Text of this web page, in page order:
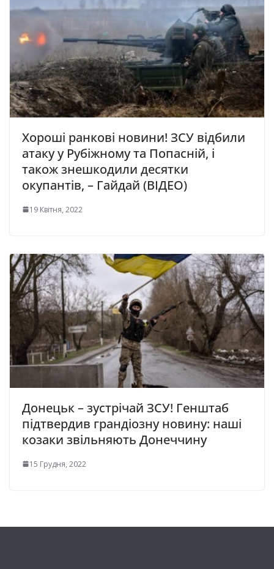
Хороші ранкові новини! ЗСУ відбили
атаку у Рубіжному та Попасній, і
також знешкодили десятки
окупантів, – Гайдай (ВІДЕО)
19 Квітня, 2022
Донецьк – зустрічай ЗСУ! Генштаб
підтвердив грандіозну новину: наші
козаки звільняють Донеччину
15 Грудня, 2022